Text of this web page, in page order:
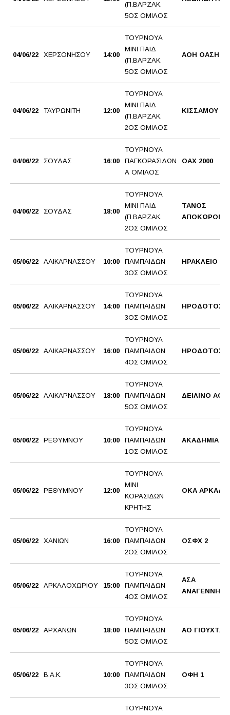
(Π.ΒΑΡΖΑΚ.
5ΟΣ ΟΜΙΛΟΣ
04/06/22 ΧΕΡΣΟΝΗΣΟΥ 14:00
ΤΟΥΡΝΟΥΑ
ΜΙΝΙ ΠΑΙΔ
(Π.ΒΑΡΖΑΚ.
5ΟΣ ΟΜΙΛΟΣ
ΑΟΗ ΟΑΣΗ
04/06/22 ΤΑΥΡΩΝΙΤΗ 12:00
ΤΟΥΡΝΟΥΑ
ΜΙΝΙ ΠΑΙΔ
(Π.ΒΑΡΖΑΚ.
2ΟΣ ΟΜΙΛΟΣ
ΚΙΣΣΑΜΟΥ ΑΟ
04/06/22 ΣΟΥΔΑΣ 16:00
ΤΟΥΡΝΟΥΑ
ΠΑΓΚΟΡΑΣΙΔΩΝ
Α ΟΜΙΛΟΣ
ΟΑΧ 2000
04/06/22 ΣΟΥΔΑΣ 18:00
ΤΟΥΡΝΟΥΑ
ΜΙΝΙ ΠΑΙΔ
(Π.ΒΑΡΖΑΚ.
2ΟΣ ΟΜΙΛΟΣ
ΤΑΝΟΣ
05/06/22 ΑΛΙΚΑΡΝΑΣΣΟΥ 10:00
ΤΟΥΡΝΟΥΑ
ΠΑΜΠΑΙΔΩΝ
3ΟΣ ΟΜΙΛΟΣ
ΗΡΑΚΛΕΙΟ 1
05/06/22 ΑΛΙΚΑΡΝΑΣΣΟΥ 14:00
ΤΟΥΡΝΟΥΑ
ΠΑΜΠΑΙΔΩΝ
3ΟΣ ΟΜΙΛΟΣ
ΗΡΟΔΟΤΟΣ 1
05/06/22 ΑΛΙΚΑΡΝΑΣΣΟΥ 16:00
ΤΟΥΡΝΟΥΑ
ΠΑΜΠΑΙΔΩΝ
4ΟΣ ΟΜΙΛΟΣ
ΗΡΟΔΟΤΟΣ 2
05/06/22 ΑΛΙΚΑΡΝΑΣΣΟΥ 18:00
ΤΟΥΡΝΟΥΑ
ΠΑΜΠΑΙΔΩΝ
5ΟΣ ΟΜΙΛΟΣ
ΔΕΙΛΙΝΟ ΑΟ
05/06/22 ΡΕΘΥΜΝΟΥ 10:00
ΤΟΥΡΝΟΥΑ
ΠΑΜΠΑΙΔΩΝ
1ΟΣ ΟΜΙΛΟΣ
ΑΚΑΔΗΜΙΑ BC
05/06/22 ΡΕΘΥΜΝΟΥ 12:00
ΤΟΥΡΝΟΥΑ
ΜΙΝΙ
ΚΟΡΑΣΙΔΩΝ
ΚΡΗΤΗΣ
ΟΚΑ ΑΡΚΑΔΙ
05/06/22 ΧΑΝΙΩΝ 16:00
ΤΟΥΡΝΟΥΑ
ΠΑΜΠΑΙΔΩΝ
2ΟΣ ΟΜΙΛΟΣ
ΟΣΦΧ 2
05/06/22 ΑΡΚΑΛΟΧΩΡΙΟΥ 15:00
ΤΟΥΡΝΟΥΑ
ΠΑΜΠΑΙΔΩΝ
4ΟΣ ΟΜΙΛΟΣ
ΑΣΑ
ΑΝΑΓΕΝΝΗΣΗ
05/06/22 ΑΡΧΑΝΩΝ 18:00
ΤΟΥΡΝΟΥΑ
ΠΑΜΠΑΙΔΩΝ
5ΟΣ ΟΜΙΛΟΣ
ΑΟ ΓΙΟΥΧΤΑΣ
05/06/22 Β.Α.Κ. 10:00
ΤΟΥΡΝΟΥΑ
ΠΑΜΠΑΙΔΩΝ
3ΟΣ ΟΜΙΛΟΣ
ΟΦΗ 1
ΤΟΥΡΝΟΥΑ